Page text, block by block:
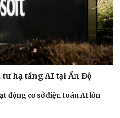
hạ tầng AI tại Ấn Độ
động cơ sở điện toán AI lớn